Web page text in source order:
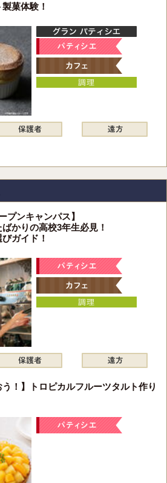
菓体験！
プンキャンパス】
かりの高校3年生必見！
ガイド！
う！】トロピカルフルーツタルト作り